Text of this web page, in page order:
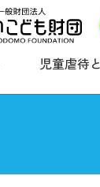
児童虐待